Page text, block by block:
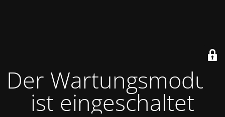
Der Wartungsmodus
ist eingeschaltet